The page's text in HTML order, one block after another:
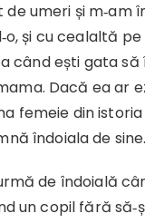
de umeri și m‑am
și cu cealaltă
când ești gata
Dacă ea ar
femeie din
îndoiala de sine.
de îndoială
un copil fără